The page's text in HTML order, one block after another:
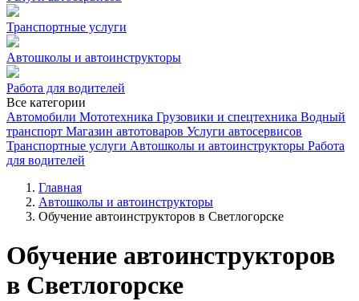
Транспортные услуги
Автошколы и автоинструкторы
Работа для водителей
Все категории
Автомобили Мототехника Грузовики и спецтехника Водный
транспорт Магазин автотоваров Услуги автосервисов
Транспортные услуги Автошколы и автоинструкторы Работа
для водителей
Главная
Автошколы и автоинструкторы
Обучение автоинструкторов в Светлогорске
Обучение автоинструкторов
в Светлогорске